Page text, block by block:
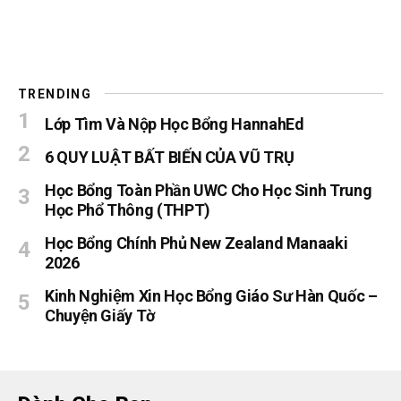
TRENDING
Lớp Tìm Và Nộp Học Bổng HannahEd
6 QUY LUẬT BẤT BIẾN CỦA VŨ TRỤ
Học Bổng Toàn Phần UWC Cho Học Sinh Trung
Học Phổ Thông (THPT)
Học Bổng Chính Phủ New Zealand Manaaki
2026
Kinh Nghiệm Xin Học Bổng Giáo Sư Hàn Quốc –
Chuyện Giấy Tờ